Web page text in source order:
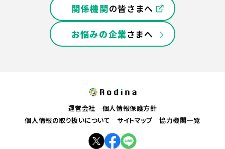
関係機関の皆さまへ
お悩みの企業さまへ
運営会社
個人情報保護方針
個人情報の取り扱いについて
サイトマップ 協力機関一覧